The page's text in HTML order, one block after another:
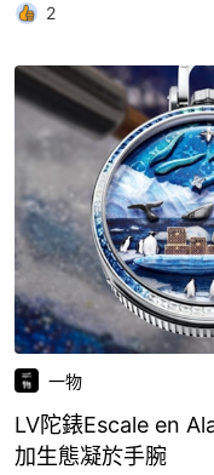
2
一物
LV陀錶Escale en
加生態凝於手腕